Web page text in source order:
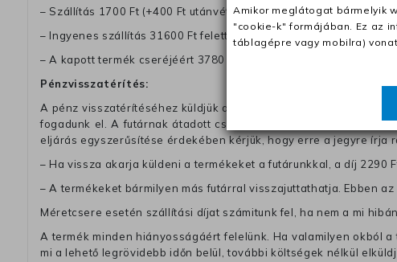
– Szállítás 1700 Ft (+400 Ft utánvéttel)
– Ingyenes szállítás 31600 Ft feletti megrendeléseknél (+400 Ft
– A kapott termék cseréjéért 3780 Ft szállítási díjat számolunk fel
Pénzvisszatérítés:
A pénz visszatérítéséhez küldjük a futárt, hogy vegye át Öntől a
fogadunk el. A futárnak átadott csomagba kérjük, hogy a
eljárás egyszerűsítése érdekében kérjük, hogy erre a jegyre írja
– Ha vissza akarja küldeni a termékeket a futárunkkal, a díj 2290
– A termékeket bármilyen más futárral visszajuttathatja. Ebben
Méretcsere esetén szállítási díjat számitunk fel, ha nem a mi
A termék minden hiányosságáért felelünk. Ha valamilyen okból
mi a lehető legrövidebb időn belül, további költségek nélkül
Amikor meglátogat bármelyik
"cookie-k" formájában. Ez az
táblagépre vagy mobilra)